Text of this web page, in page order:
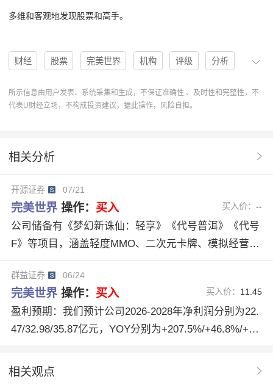
多维和客观地发现股票和高手。
财经 股票 完美世界 机构 评级 分析
董事会 PE 002624 买入 EPS 重磅产品
协作分析系统
20262028年净利润
后续流水表现 值得期待 纳入评级 反响积极
EPS为084106119元股 PE为201614
所示信息由用户发表、系统采集和生成，不保证准确性 、及时性和完整性，不
代表U财经立场，不构成投资建议，据此操作，风险自担。
相关分析
开源证券 07/21
完美世界 操作： 买入 买入价：--
公司储备有《梦幻新诛仙：轻享》《代号普洱》《代号
F》等项目，涵盖轻度MMO、二次元卡牌、模拟经营卡
牌、SLG、休闲等品类，新游上线或贡献增量业绩。
群益证券 06/24
完美世界 操作： 买入 买入价： 11.45
盈利预期：我们预计公司2026-2028年净利润分别为22.
47/32.98/35.87亿元，YOY分别为+207.5%/+46.8%/+8.
026-2028年P/E为10/7/6倍，维持“买进”建议。
相关观点